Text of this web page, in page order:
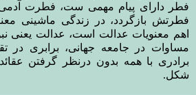
فطر دارای پیام مهمی ست، فطرت آدمی
فطرتش بازگردد، در زندگی ماشینی
اهم معنویات عدالت است، عدالت یعنی
مساوات در جامعه جهانی، برابری در
برادری با همه بدون درنظر گرفتن
شکل.